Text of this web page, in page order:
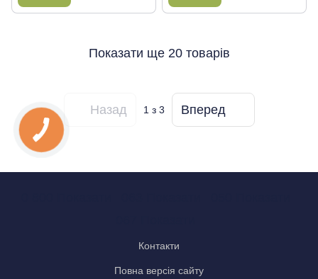
Показати ще 20 товарів
Назад 1з 3 Вперед
Контакти
Повна версія сайту